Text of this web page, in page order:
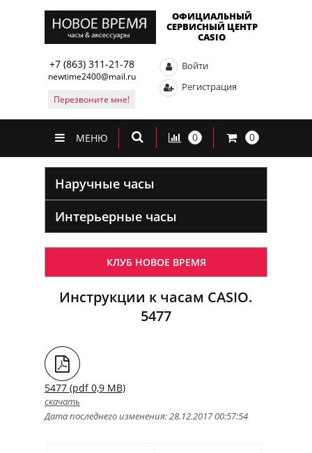
ОФИЦИАЛЬНЫЙ
СЕРВИСНЫЙ ЦЕНТР
CASIO
+7 (863) 311-21-78
newtime2400@mail.ru
Перезвоните мне!
Войти
Регистрация
МЕНЮ 0 0
Наручные часы
Интерьерные часы
КЛУБ НОВОЕ ВРЕМЯ
Инструкции к часам CASIO.
5477
5477 (pdf 0,9 MB)
скачать
Дата последнего изменения: 28.12.2017 00:57:54